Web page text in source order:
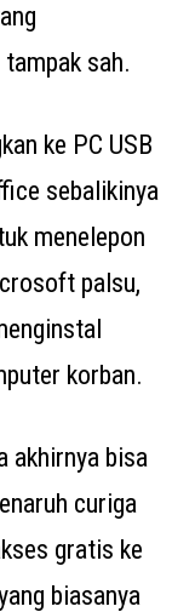
sah.
ke PC USB
sebalikinya
menelepon
palsu,
korban.
akhirnya bisa
curiga
gratis ke
biasanya